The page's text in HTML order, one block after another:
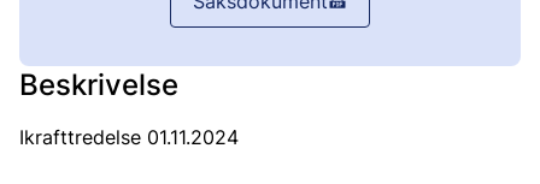
Beskrivelse
Ikrafttredelse 01.11.2024